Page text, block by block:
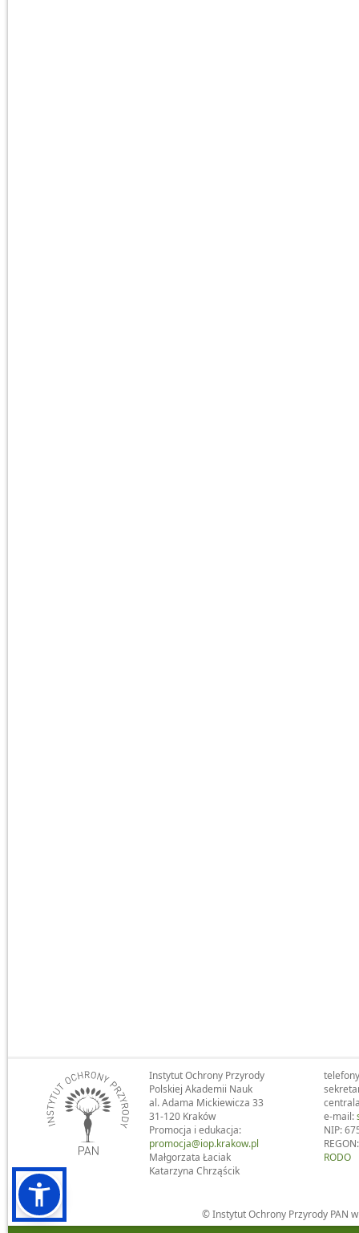
Instytut Ochrony Przyrody
Polskiej Akademii Nauk
al. Adama Mickiewicza 33
31-120 Kraków
Promocja i edukacja:
promocja@iop.krakow.pl
Małgorzata Łaciak
Katarzyna Chrząścik
e-mail:
NIP:
RODO
© Instytut Ochrony Przyrody PAN